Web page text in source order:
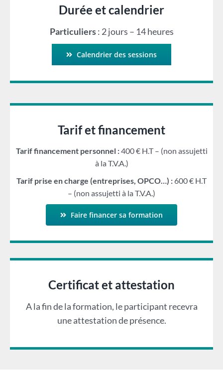
Durée et calendrier
Particuliers: 2 jours – 14 heures
Calendrier des sessions
Tarif et financement
Tarif financement personnel :400 € H.T – (non assujetti
à la T.V.A.)
Tarif prise en charge (entreprises, OPCO…) : 600 € H.T
– (non assujetti à la T.V.A.)
Faire financer sa formation
Certificat et attestation
A la fin de la formation, le participant recevra
une attestation de présence.